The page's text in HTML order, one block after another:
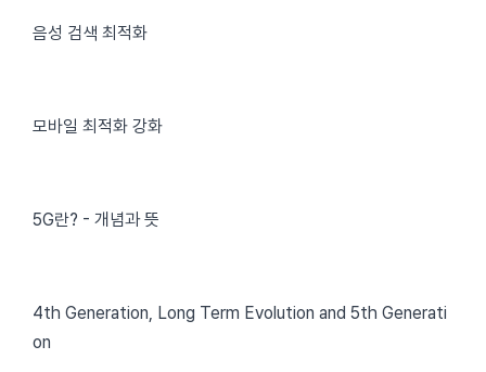
음성 검색 최적화
모바일 최적화 강화
5G란? - 개념과 뜻
4th Generation, Long Term Evolution and 5th Generati
on